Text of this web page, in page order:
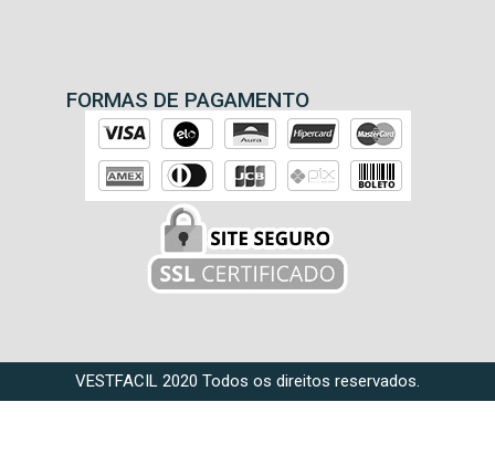
FORMAS DE PAGAMENTO
VESTFACIL 2020 Todos os direitos reservados.